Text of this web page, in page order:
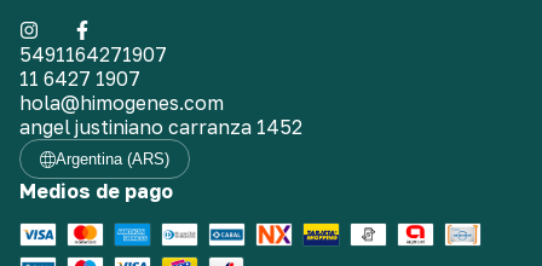
5491164271907
11 6427 1907
hola@himogenes.com
angel justiniano carranza 1452
Argentina (ARS)
Medios de pago